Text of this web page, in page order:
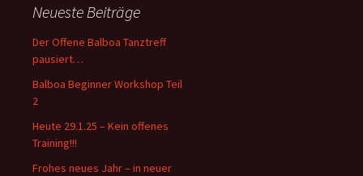
n
a
c
h
:
Neueste Beiträge
Der Offene Balboa Tanztreff
pausiert…
Balboa Beginner Workshop Teil
2
Heute 29.1.25 – Kein offenes
Training!!!
Frohes neues Jahr – in neuer